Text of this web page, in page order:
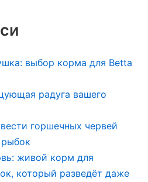
выбор корма для Betta
радуга вашего
горшечных червей
живой корм для
который разведёт даже